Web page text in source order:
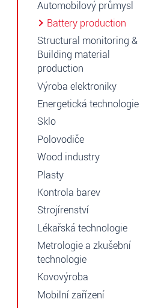
Automobilový průmysl
Battery production
Structural monitoring &
Building material
production
Výroba elektroniky
Energetická technologie
Sklo
Polovodiče
Wood industry
Plasty
Kontrola barev
Strojírenství
Lékařská technologie
Metrologie a zkušební
technologie
Kovovýroba
Mobilní zařízení